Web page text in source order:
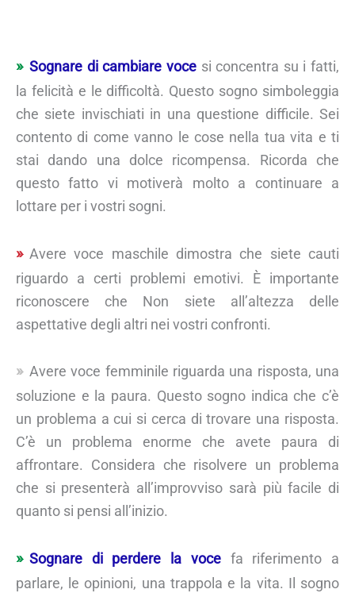
Sognare di cambiare vocesi concentra su i fatti,
la felicità e le difficoltà. Questo sogno simboleggia
che siete invischiati in una questione difficile. Sei
contento di come vanno le cose nella tua vita e ti
stai dando una dolce ricompensa. Ricorda che
questo fatto vi motiverà molto a continuare a
lottare per i vostri sogni.
Avere voce maschile dimostra che siete cauti
riguardo a certi problemi emotivi. È importante
riconoscere che Non siete all’altezza delle
aspettative degli altri nei vostri confronti.
Avere voce femminile riguarda una risposta, una
soluzione e la paura. Questo sogno indica che c’è
un problema a cui si cerca di trovare una risposta.
C’è un problema enorme che avete paura di
affrontare. Considera che risolvere un problema
che si presenterà all’improvviso sarà più facile di
quanto si pensi all’inizio.
Sognare di perdere la vocefa riferimento a
parlare, le opinioni, una trappola e la vita. Il sogno